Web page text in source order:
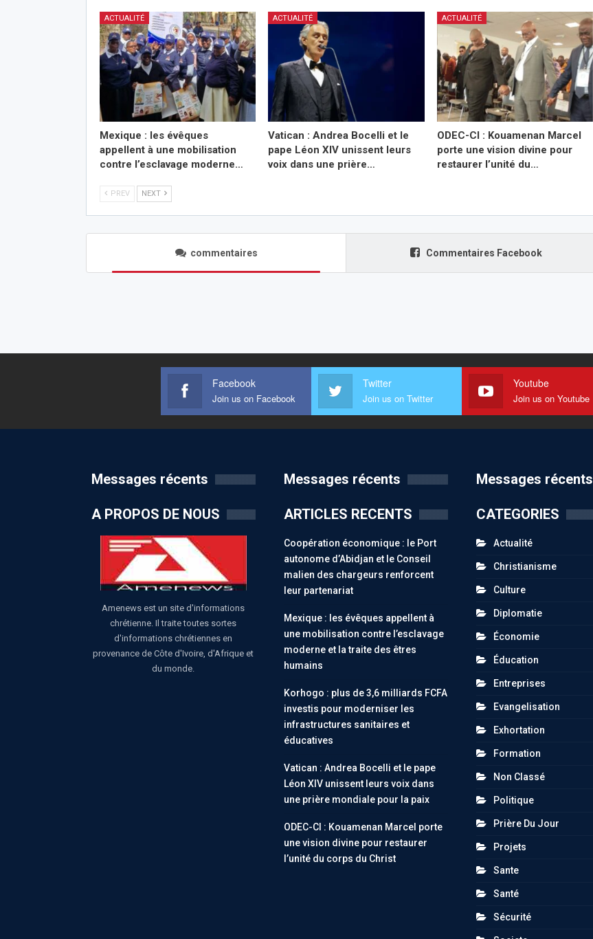
ACTUALITÉ
Mexique : les évêques
appellent à une mobilisation
contre l’esclavage moderne…
ACTUALITÉ
Vatican : Andrea Bocelli et le
pape Léon XIV unissent leurs
voix dans une prière…
ACTUALITÉ
ODEC-CI : Kouamenan Marcel
porte une vision divine pour
restaurer l’unité du…
PREV NEXT
commentaires Commentaires Facebook
Facebook
Join us on Facebook
Twitter
Join us on Twitter
Youtube
Join us on Youtube
Messages récents
A PROPOS DE NOUS
Amenews est un site d'informations
chrétienne. Il traite toutes sortes
d'informations chrétiennes en
provenance de Côte d'Ivoire, d'Afrique et
du monde.
Messages récents
ARTICLES RECENTS
Coopération économique : le Port
autonome d’Abidjan et le Conseil
malien des chargeurs renforcent
leur partenariat
Mexique : les évêques appellent à
une mobilisation contre l’esclavage
moderne et la traite des êtres
humains
Korhogo : plus de 3,6 milliards FCFA
investis pour moderniser les
infrastructures sanitaires et
éducatives
Vatican : Andrea Bocelli et le pape
Léon XIV unissent leurs voix dans
une prière mondiale pour la paix
ODEC-CI : Kouamenan Marcel porte
une vision divine pour restaurer
l’unité du corps du Christ
Messages récents
CATEGORIES
Actualité
Christianisme
Culture
Diplomatie
Économie
Éducation
Entreprises
Evangelisation
Exhortation
Formation
Non Classé
Politique
Prière Du Jour
Projets
Sante
Santé
Sécurité